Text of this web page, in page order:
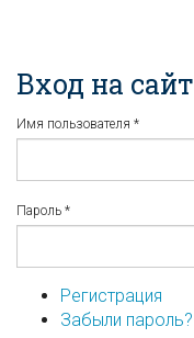
Вход на сайт
Имя пользователя *
Пароль *
Регистрация
Забыли пароль?